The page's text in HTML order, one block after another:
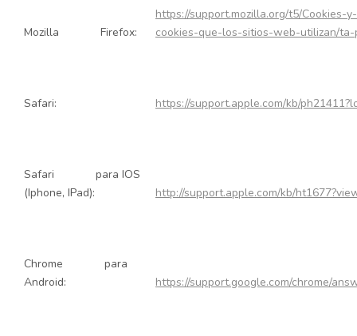
Mozilla Firefox:
https://support.mozilla.org/t5/
cookies-que-los-sitios-web-utilizan/ta-
Safari: https://support.apple.com/kb/
Safari para IOS
(Iphone, IPad):
http://support.apple.com/kb/
Chrome para
Android:
https://support.google.com/chrome/